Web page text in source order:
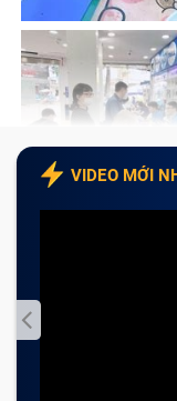
VIDEO MỚI